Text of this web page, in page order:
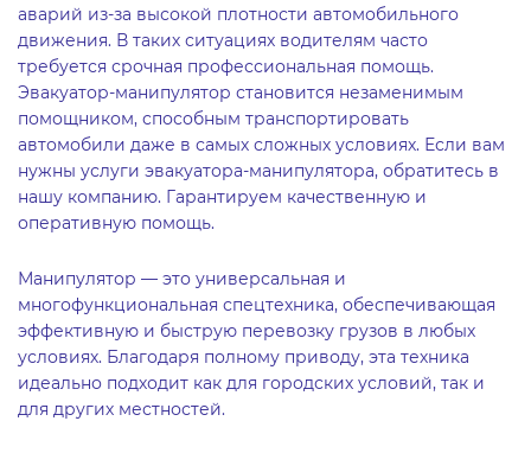
аварий из-за высокой плотности автомобильного
движения. В таких ситуациях водителям часто
требуется срочная профессиональная помощь.
Эвакуатор-манипулятор становится незаменимым
помощником, способным транспортировать
автомобили даже в самых сложных условиях. Если вам
нужны услуги эвакуатора-манипулятора, обратитесь в
нашу компанию. Гарантируем качественную и
оперативную помощь.
Манипулятор — это универсальная и
многофункциональная спецтехника, обеспечивающая
эффективную и быструю перевозку грузов в любых
условиях. Благодаря полному приводу, эта техника
идеально подходит как для городских условий, так и
для других местностей.